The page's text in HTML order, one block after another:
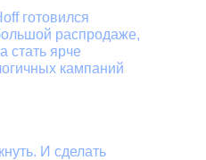
готовился
распродаже,
стать ярче
кампаний
И сделать